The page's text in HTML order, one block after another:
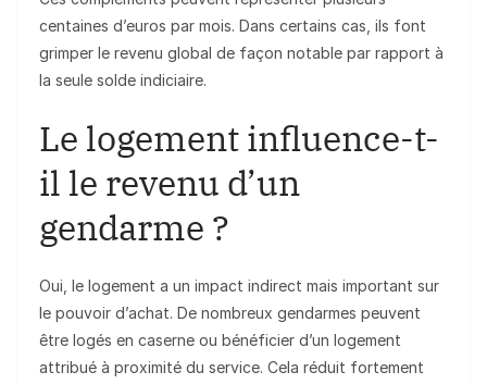
centaines d’euros par mois. Dans certains cas, ils font
grimper le revenu global de façon notable par rapport à
la seule solde indiciaire.
Le logement influence-t-
il le revenu d’un
gendarme ?
Oui, le logement a un impact indirect mais important sur
le pouvoir d’achat. De nombreux gendarmes peuvent
être logés en caserne ou bénéficier d’un logement
attribué à proximité du service. Cela réduit fortement